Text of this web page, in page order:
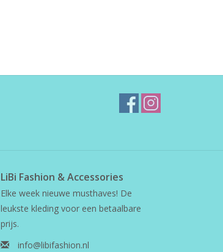
LiBi Fashion & Accessories
Elke week nieuwe musthaves! De
leukste kleding voor een betaalbare
prijs.
info@libifashion.nl